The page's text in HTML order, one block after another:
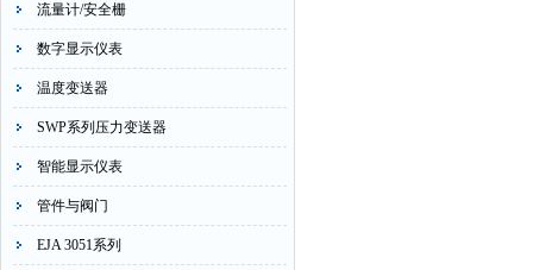
流量计/安全栅
数字显示仪表
温度变送器
SWP系列压力变送器
智能显示仪表
管件与阀门
EJA 3051系列